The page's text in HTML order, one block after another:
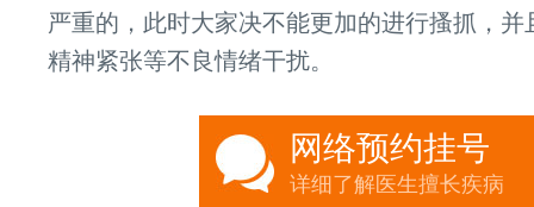
严重的，此时大家决不能更加的进行搔抓，并
精神紧张等不良情绪干扰。
网络预约挂号
详细了解医生擅长疾病